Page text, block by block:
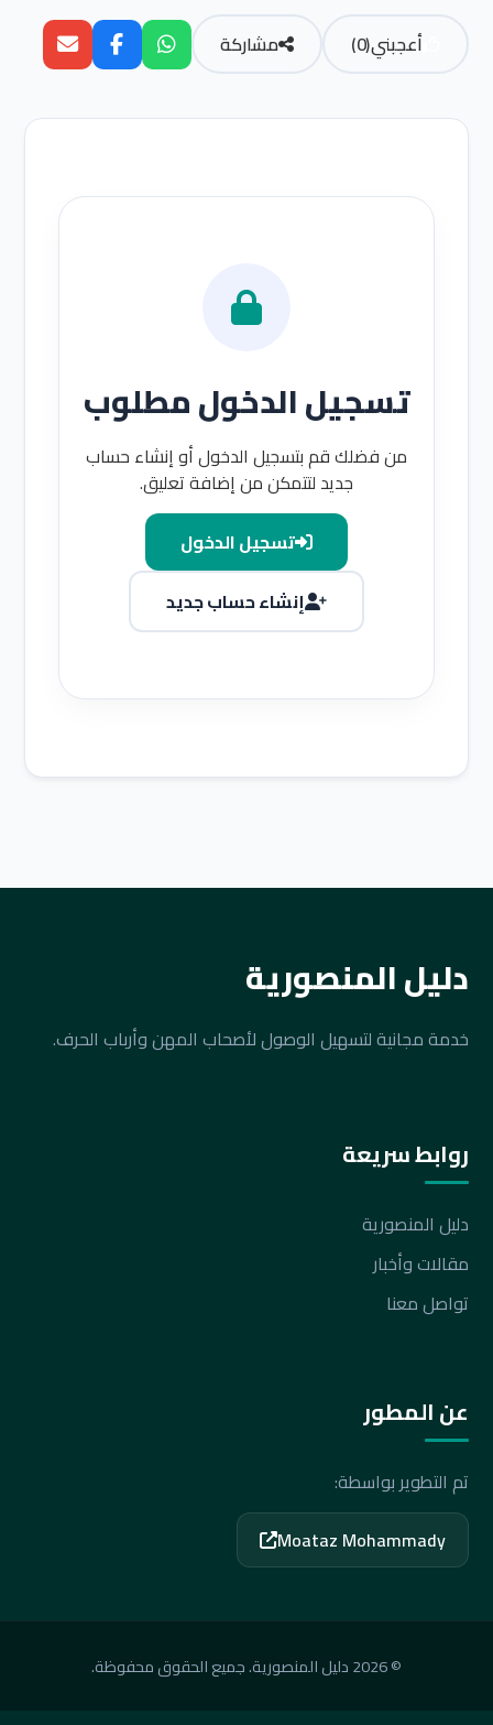
أعجبني(
0
) مشاركة
تسجيل الدخول مطلوب
من فضلك قم بتسجيل الدخول أو إنشاء حساب
جديد لتتمكن من إضافة تعليق.
تسجيل الدخول
إنشاء حساب جديد
دليل المنصورية
خدمة مجانية لتسهيل الوصول لأصحاب المهن وأرباب الحرف.
روابط سريعة
دليل المنصورية
مقالات وأخبار
تواصل معنا
عن المطور
تم التطوير بواسطة:
Moataz Mohammady
© 2026 دليل المنصورية. جميع الحقوق محفوظة.